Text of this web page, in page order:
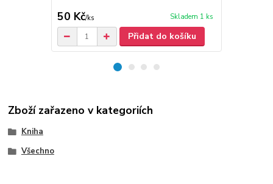
50 Kč/ks Skladem 1 ks
Přidat do košíku
Zboží zařazeno v kategoriích
Kniha
Všechno